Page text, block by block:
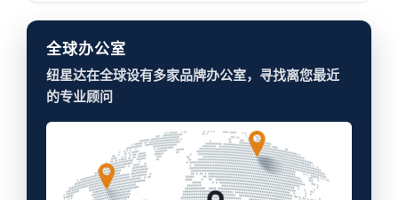
全球办公室
纽星达在全球设有多家品牌办公室，寻找离您最近
的专业顾问